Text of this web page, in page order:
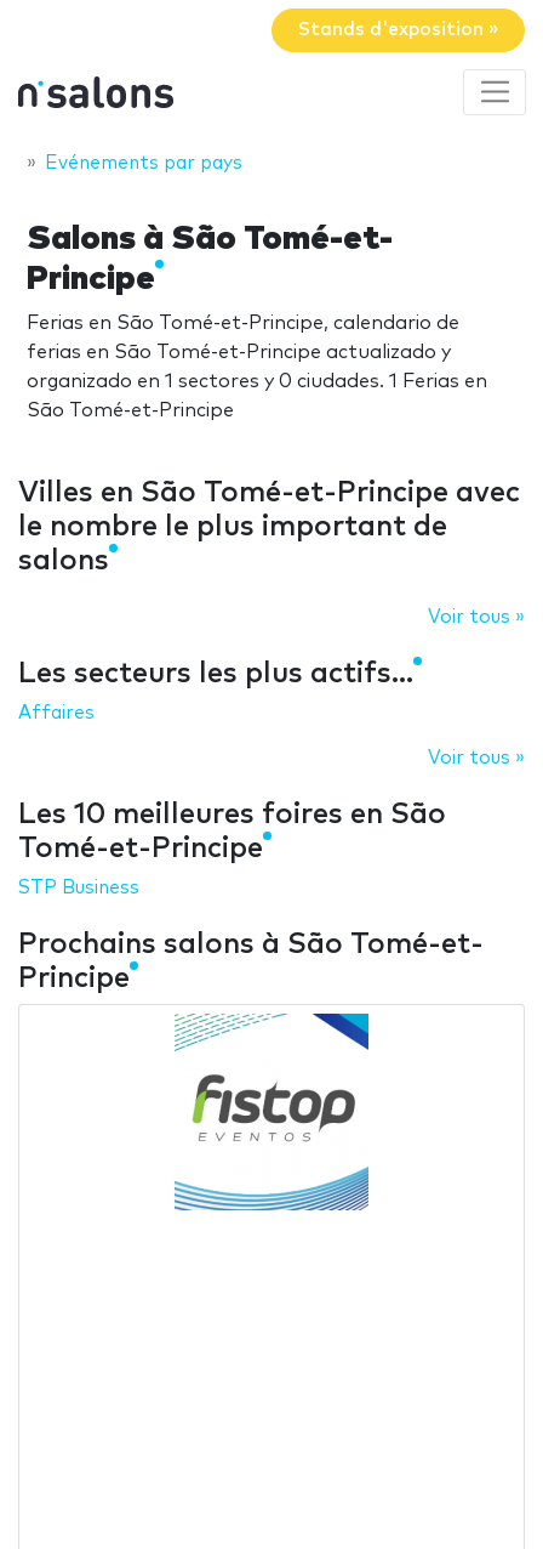
Stands d'exposition »
Evénements par pays
Salons à São Tomé-et-
Principe
Ferias en São Tomé-et-Principe, calendario de
ferias en São Tomé-et-Principe actualizado y
organizado en 1 sectores y 0 ciudades. 1 Ferias en
São Tomé-et-Principe
Villes en São Tomé-et-Principe avec
le nombre le plus important de
salons
Voir tous »
Les secteurs les plus actifs...
Affaires
Voir tous »
Les 10 meilleures foires en São
Tomé-et-Principe
STP Business
Prochains salons à São Tomé-et-
Principe